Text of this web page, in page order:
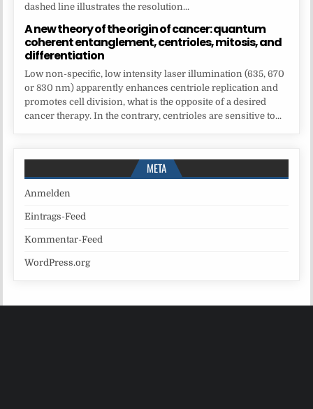
dashed line illustrates the resolution...
A new theory of the origin of cancer: quantum
coherent entanglement, centrioles, mitosis, and
differentiation
Low non-specific, low intensity laser illumination (635, 670
or 830 nm) apparently enhances centriole replication and
promotes cell division, what is the opposite of a desired
cancer therapy. In the contrary, centrioles are sensitive to...
META
Anmelden
Eintrags-Feed
Kommentar-Feed
WordPress.org